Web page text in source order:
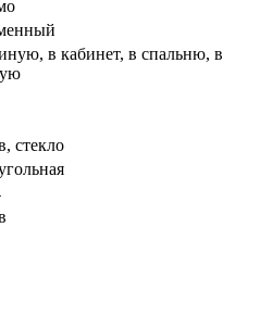
в кабинет, в спальню, в
стекло